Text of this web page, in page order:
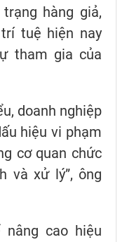
hàng giả,
tuệ hiện nay
tham gia của
doanh nghiệp
hiệu vi phạm
cơ quan chức
và xử lý”, ông
nâng cao hiệu